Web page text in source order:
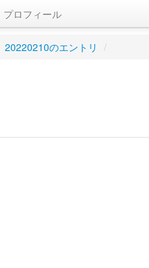
プロフィール
20220210のエントリ /